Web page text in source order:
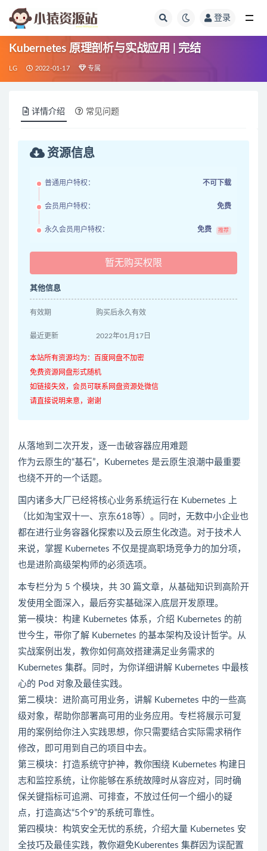
登录
Kubernetes 原理剖析与实战应用 | 完结
LG 2022-01-17 专属
详情介绍 常见问题
资源信息
普通用户特权： 不可下载
会员用户特权： 免费
永久会员用户特权： 免费 推荐
暂无购买权限
其他信息
有效期 购买后永久有效
最近更新 2022年01月17日
本站所有资源均为：百度网盘不加密
免费资源网盘形式随机
如链接失效，会员可联系网盘资源处微信
请直接说明来意，谢谢
从落地到二次开发，逐一击破容器应用难题
作为云原生的“基石”，Kubernetes 是云原生浪潮中最重要
也绕不开的一个话题。
国内诸多大厂已经将核心业务系统运行在 Kubernetes 上
（比如淘宝双十一、京东618等）。同时，无数中小企业也
都在进行业务容器化探索以及云原生化改造。对于技术人
来说，掌握 Kubernetes 不仅是提高职场竞争力的加分项，
也是进阶高级架构师的必须选项。
本专栏分为 5 个模块，共 30 篇文章，从基础知识到高阶开
发使用全面深入，最后夯实基础深入底层开发原理。
第一模块：构建 Kubernetes 体系，介绍 Kubernetes 的前
世今生，带你了解 Kubernetes 的基本架构及设计哲学。从
实战案例出发，教你如何高效搭建满足业务需求的
Kubernetes 集群。同时，为你详细讲解 Kubernetes 中最核
心的 Pod 对象及最佳实践。
第二模块：进阶高可用业务，讲解 Kubernetes 中的一些高
级对象，帮助你部署高可用的业务应用。专栏将展示可复
用的案例给你注入实践思想，你只需要结合实际需求稍作
修改，即可用到自己的项目中去。
第三模块：打造系统守护神，教你围绕 Kubernetes 构建日
志和监控系统，让你能够在系统故障时从容应对，同时确
保关键指标可追溯、可排查，不放过任何一个细小的疑
点，打造高达“5个9”的系统可靠性。
第四模块：构筑安全无忧的系统，介绍大量 Kubernetes 安
全技巧及最佳实践，教你避免Kuberentes 集群因为误配置